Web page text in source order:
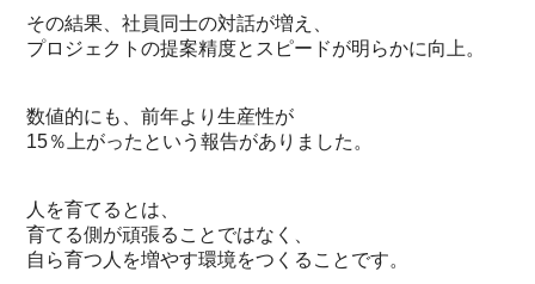
その結果、社員同士の対話が増え、
プロジェクトの提案精度とスピードが明らかに向上。
数値的にも、前年より生産性が
15％上がったという報告がありました。
人を育てるとは、
育てる側が頑張ることではなく、
自ら育つ人を増やす環境をつくることです。